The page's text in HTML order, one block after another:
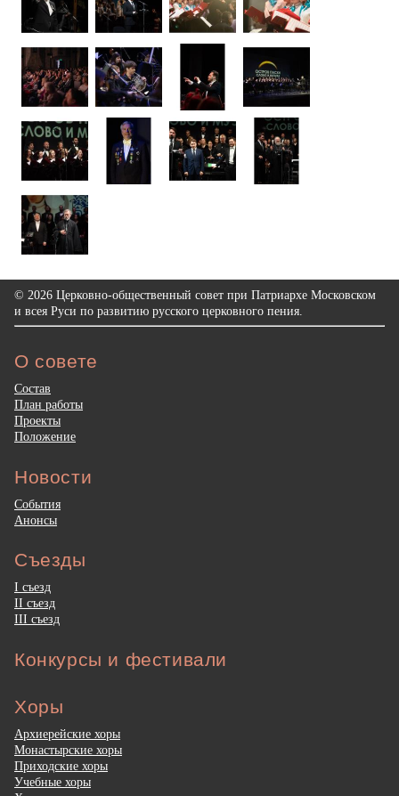
© 2026 Церковно-общественный совет при Патриархе Московском
и всея Руси по развитию русского церковного пения.
О совете
Состав
План работы
Проекты
Положение
Новости
События
Анонсы
Съезды
I съезд
II съезд
III съезд
Конкурсы и фестивали
Хоры
Архиерейские хоры
Монастырские хоры
Приходские хоры
Учебные хоры